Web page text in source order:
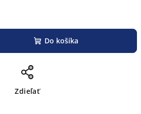
Do košíka
Zdieľať